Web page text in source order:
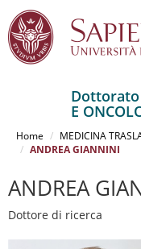
contenuto
Dottorato
E
Home MEDICINA
ANDREA GIANNINI
ANDREA
Dottore di ricerca